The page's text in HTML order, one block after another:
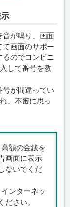
が鳴り、画面
画面のサポー
るのでコンビニ
して番号を教
が間違ってい
、不審に思っ
額の金銭を
画面に表示
ないでくだ
ンターネッ
さい。